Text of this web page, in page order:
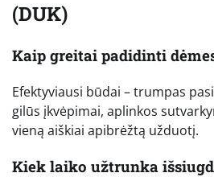
(DUK)
Kaip greitai padidinti
Efektyviausi būdai – trumpas
gilūs įkvėpimai, aplinkos
vieną aiškiai apibrėžtą užduotį.
Kiek laiko užtrunka